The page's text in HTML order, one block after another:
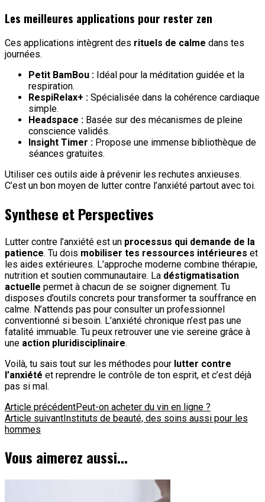
Les meilleures applications pour rester zen
Ces applications intègrent des rituels de calme dans tes
journées.
Petit BamBou : Idéal pour la méditation guidée et la
respiration.
RespiRelax+ : Spécialisée dans la cohérence cardiaque
simple.
Headspace : Basée sur des mécanismes de pleine
conscience validés.
Insight Timer : Propose une immense bibliothèque de
séances gratuites.
Utiliser ces outils aide à prévenir les rechutes anxieuses.
C’est un bon moyen de lutter contre l’anxiété partout avec toi.
Synthese et Perspectives
Lutter contre l’anxiété est un processus qui demande de la
patience. Tu dois mobiliser tes ressources intérieures et
les aides extérieures. L’approche moderne combine thérapie,
nutrition et soutien communautaire. La déstigmatisation
actuelle permet à chacun de se soigner dignement. Tu
disposes d’outils concrets pour transformer ta souffrance en
calme. N’attends pas pour consulter un professionnel
conventionné si besoin. L’anxiété chronique n’est pas une
fatalité immuable. Tu peux retrouver une vie sereine grâce à
une action pluridisciplinaire.
Voilà, tu sais tout sur les méthodes pour lutter contre
l’anxiété et reprendre le contrôle de ton esprit, et c’est déjà
pas si mal.
Navigation
d'article
Article précédentPeut-on acheter du vin en ligne ?
Article suivantInstituts de beauté, des soins aussi pour les
hommes
Vous aimerez aussi...